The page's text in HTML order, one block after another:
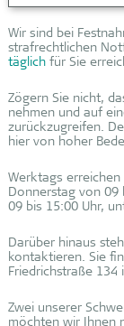
Wir sind bei
strafrechtlichen
täglichfür Sie
Zögern Sie nicht,
nehmen und auf
zurückzugreifen.
hier von hoher
Werktags
Donnerstag von 09
09 bis 15:00 Uhr,
Darüber hinaus
kontaktieren. Sie
Friedrichstraße 134
Zwei unserer